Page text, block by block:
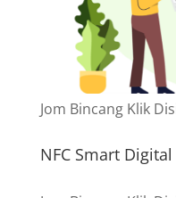
Jom Bincang Klik
NFC Smart Digital